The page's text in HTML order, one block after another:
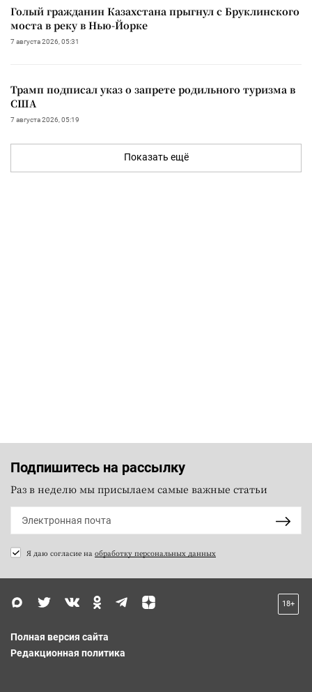
Голый гражданин Казахстана прыгнул с Бруклинского
моста в реку в Нью-Йорке
7 августа 2026, 05:31
Трамп подписал указ о запрете родильного туризма в
США
7 августа 2026, 05:19
Показать ещё
Подпишитесь на рассылку
Раз в неделю мы присылаем самые важные статьи
Я даю согласие на обработку персональных данных
18+
Полная версия сайта
Редакционная политика